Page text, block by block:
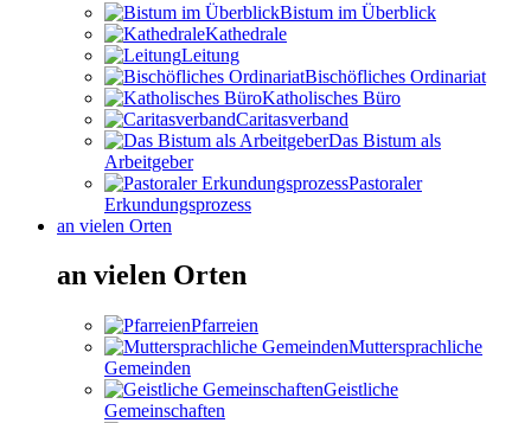
Bistum im Überblick
Kathedrale
Leitung
Bischöfliches Ordinariat
Katholisches Büro
Caritasverband
Das Bistum als
Arbeitgeber
Pastoraler
Erkundungsprozess
an vielen Orten
an vielen Orten
Pfarreien
Muttersprachliche
Gemeinden
Geistliche
Gemeinschaften